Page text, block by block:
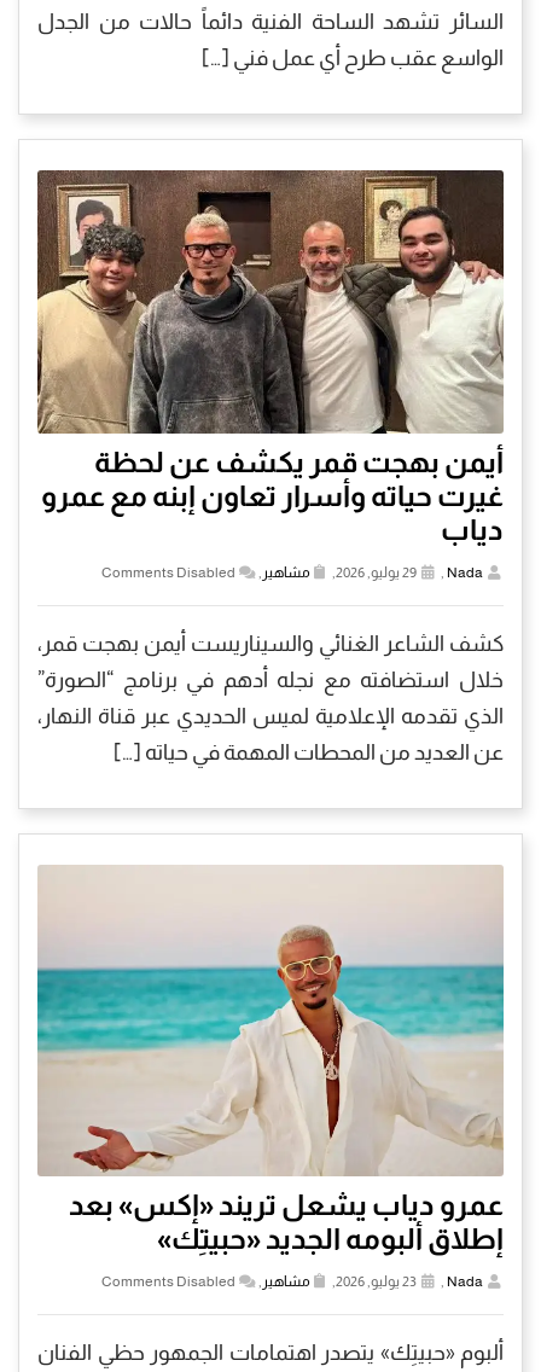
السائر تشهد الساحة الفنية دائماً حالات من الجدل
الواسع عقب طرح أي عمل فني […]
أيمن بهجت قمر يكشف عن لحظة
غيرت حياته وأسرار تعاون إبنه مع عمرو
دياب
Nada مشاهير Comments Disabled
كشف الشاعر الغنائي والسيناريست أيمن بهجت قمر،
خلال استضافته مع نجله أدهم في برنامج “الصورة”
الذي تقدمه الإعلامية لميس الحديدي عبر قناة النهار،
عن العديد من المحطات المهمة في حياته […]
عمرو دياب يشعل تريند «إكس» بعد
إطلاق ألبومه الجديد «حبيتِك»
Nada مشاهير Comments Disabled
ألبوم «حبيتِك» يتصدر اهتمامات الجمهور حظي الفنان